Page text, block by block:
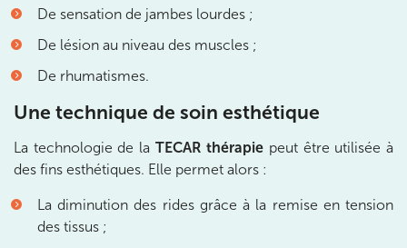
De sensation de jambes lourdes ;
De lésion au niveau des muscles ;
De rhumatismes.
Une technique de soin esthétique
La technologie de la TECAR thérapie peut être utilisée à
des fins esthétiques. Elle permet alors :
La diminution des rides grâce à la remise en tension
des tissus ;
68 Av. de Villiers 75017 Paris
68 Av. de Villiers 75017 Paris
01 44 90 90 40
Prenez RDV sur
IK PARIS 8 – SAINT-LAZARE
20 Rue de la Pépinière 75008 Paris
20 Rue de la Pépinière 75008 Paris
01 55 06 05 07